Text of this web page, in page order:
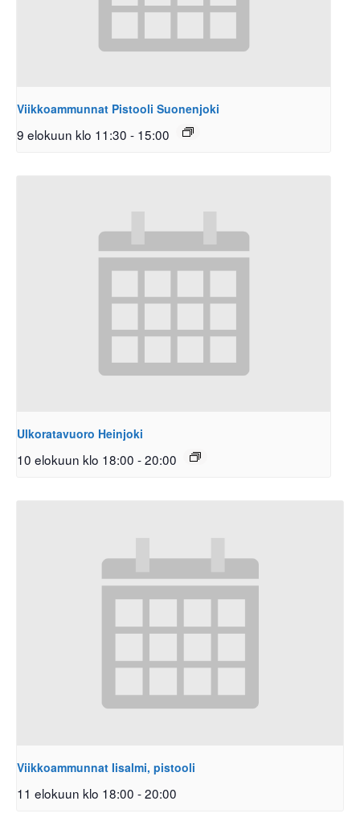
Viikkoammunnat Pistooli Suonenjoki
9 elokuun klo 11:30 - 15:00
Ulkoratavuoro Heinjoki
10 elokuun klo 18:00 -20:00
Viikkoammunnat Iisalmi, pistooli
11 elokuun klo 18:00 -20:00